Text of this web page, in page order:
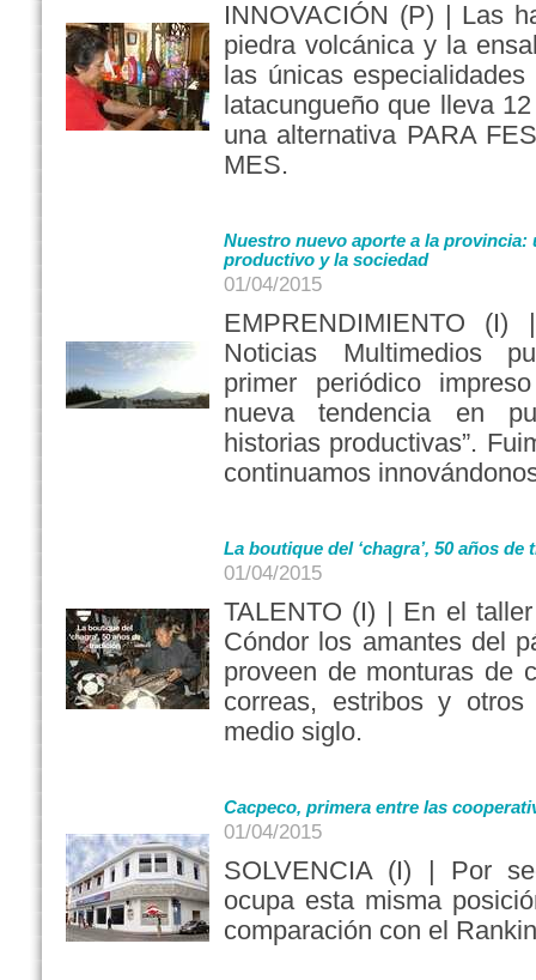
INNOVACIÓN (P) | Las
piedra volcánica y la
las únicas
latacungueño que lleva
una alternativa PARA
MES.
Nuestro nuevo aporte a la provincia:
productivo y la sociedad
01/04/2015
EMPRENDIMIENTO
Noticias Multimedios
primer periódico
nueva tendencia en
historias productivas”.
continuamos
La boutique del ‘chagra’, 50 años de
01/04/2015
TALENTO (I) | En el
Cóndor los amantes del
proveen de monturas de
correas, estribos y
medio siglo.
Cacpeco, primera entre las
01/04/2015
SOLVENCIA (I) | Por
ocupa esta misma
comparación con el